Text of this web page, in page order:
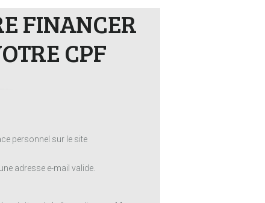
FINANCER
CPF
personnel sur le site
adresse e-mail valide.